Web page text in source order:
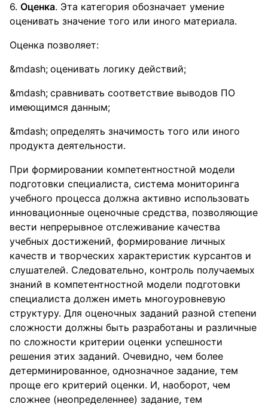
6. Оценка. Эта категория обозначает умение
оценивать значение того или иного материала.
Оценка позволяет:
оценивать логику действий;
сравнивать соответствие выводов ПО
имеющимся данным;
определять значимость того или иного
продукта деятельности.
При формировании компетентностной модели
подготовки специалиста, система мониторинга
учебного процесса должна активно использовать
инновационные оценочные средства, позволяющие
вести непрерывное отслеживание качества
учебных достижений, формирование личных
качеств и творческих характеристик курсантов и
слушателей. Следовательно, контроль получаемых
знаний в компетентностной модели подготовки
специалиста должен иметь многоуровневую
структуру. Для оценочных заданий разной степени
сложности должны быть разработаны и различные
по сложности критерии оценки успешности
решения этих заданий. Очевидно, чем более
детерминированное, однозначное задание, тем
проще его критерий оценки. И, наоборот, чем
сложнее (неопределеннее) задание, тем